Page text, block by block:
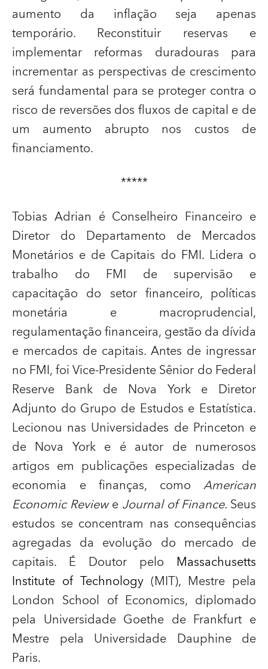
aumento da inflação seja apenas
temporário. Reconstituir reservas e
implementar reformas duradouras para
incrementar as perspectivas de crescimento
será fundamental para se proteger contra o
risco de reversões dos fluxos de capital e de
um aumento abrupto nos custos de
financiamento.
*****
Tobias Adrian é Conselheiro Financeiro e
Diretor do Departamento de Mercados
Monetários e de Capitais do FMI. Lidera o
trabalho do FMI de supervisão e
capacitação do setor financeiro, políticas
monetária e macroprudencial,
regulamentação financeira, gestão da dívida
e mercados de capitais. Antes de ingressar
no FMI, foi Vice-Presidente Sênior do Federal
Reserve Bank de Nova York e Diretor
Adjunto do Grupo de Estudos e Estatística.
Lecionou nas Universidades de Princeton e
de Nova York e é autor de numerosos
artigos em publicações especializadas de
economia e finanças, como American
Economic Reviewe Journal of Finance. Seus
estudos se concentram nas consequências
agregadas da evolução do mercado de
capitais. É Doutor pelo Massachusetts
Institute of Technology (MIT), Mestre pela
London School of Economics, diplomado
pela Universidade Goethe de Frankfurt e
Mestre pela Universidade Dauphinede
Paris.